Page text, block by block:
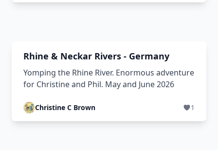
Rhine & Neckar Rivers - Germany
Yomping the Rhine River. Enormous adventure
for Christine and Phil. May and June 2026
Christine C Brown 1